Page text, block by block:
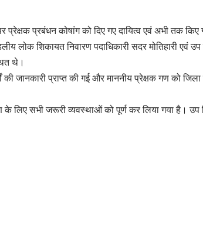
प्रबंधन कोषांग को दिए गए दायित्व एवं अभी तक
लोक शिकायत निवारण पदाधिकारी सदर मोतिहारी एवं
थे।
जानकारी प्राप्त की गई और माननीय प्रेक्षक गण को
के लिए सभी जरूरी व्यवस्थाओं को पूर्ण कर लिया गया है।